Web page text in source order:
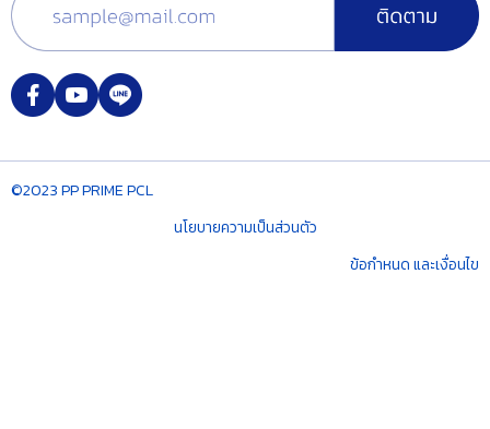
©2023 PP PRIME PCL
นโยบายความเป็นส่วนตัว
ข้อกำหนด และเงื่อนไข